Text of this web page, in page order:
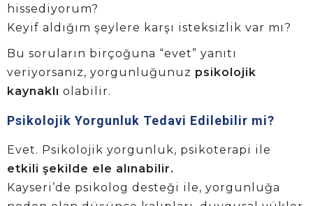
hissediyorum?
Keyif aldığım şeylere karşı isteksizlik var mı?
Bu soruların birçoğuna “evet” yanıtı
veriyorsanız, yorgunluğunuz psikolojik
kaynaklı olabilir.
Psikolojik Yorgunluk Tedavi Edilebilir mi?
Evet. Psikolojik yorgunluk, psikoterapi ile
etkili şekilde ele alınabilir.
Kayseri’de psikolog desteği ile, yorgunluğa